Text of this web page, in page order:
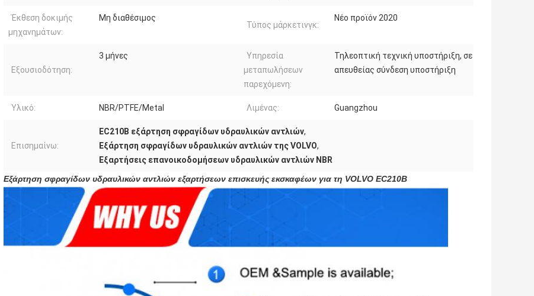
Έκθεση δοκιμής
μηχανημάτων:
Μη διαθέσιμος
Τύπος μάρκετινγκ:
Νέο προϊόν 2020
Εξουσιοδότηση:
3 μήνες
Υπηρεσία
μεταπωλήσεων
παρεχόμενη:
Τηλεοπτική τεχνική υποστήριξη, σε
απευθείας σύνδεση υποστήριξη
Υλικό: NBR/PTFE/Metal Λιμένας: Guangzhou
Επισημαίνω:
EC210B εξάρτηση σφραγίδων υδραυλικών αντλιών,
Εξάρτηση σφραγίδων υδραυλικών αντλιών της VOLVO,
Εξαρτήσεις επανοικοδομήσεων υδραυλικών αντλιών NBR
Εξάρτηση σφραγίδων υδραυλικών αντλιών εξαρτήσεων επισκευής εκσκαφέων για τη VOLVO EC210B